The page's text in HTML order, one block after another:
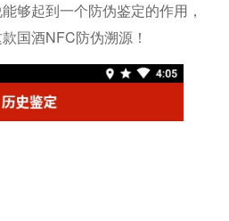
够起到一个防伪鉴定的作用，
国酒NFC防伪溯源！